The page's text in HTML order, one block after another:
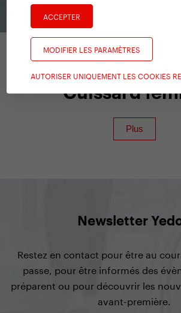
ACCEPTER
MODIFIER LES PARAMÈTRES
AUTORISER UNIQUEMENT LES COOKIES
Yedoo Accessoires
Cuissard
Newsletter
Restez en contact pour être au
passe, pour être informés des
préparent ou pour découvrir les
avant-première.